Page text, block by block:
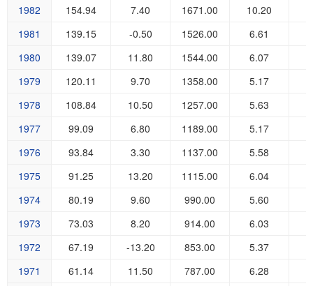
1982
154.94 7.40 1671.00 10.20
1981
139.15 -0.50 1526.00 6.61
1980
139.07 11.80 1544.00 6.07
1979
120.11 9.70 1358.00 5.17
1978
108.84 10.50 1257.00 5.63
1977
99.09 6.80 1189.00 5.17
1976
93.84 3.30 1137.00 5.58
1975
91.25 13.20 1115.00 6.04
1974
80.19 9.60 990.00 5.60
1973
73.03 8.20 914.00 6.03
1972
67.19 -13.20 853.00 5.37
1971
61.14 11.50 787.00 6.28